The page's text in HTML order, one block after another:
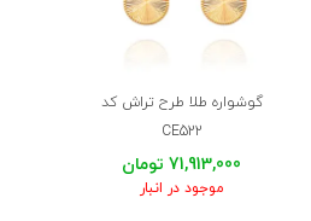
گوشواره طلا طرح تراش کد
CE522
71,913,000 تومان
موجود در انبار